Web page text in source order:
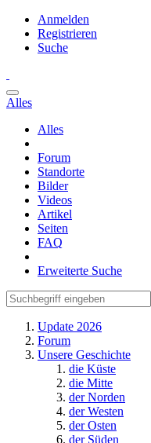
Anmelden
Registrieren
Suche
Alles
Alles
Forum
Standorte
Bilder
Videos
Artikel
Seiten
FAQ
Erweiterte Suche
Update 2026
Forum
Unsere Geschichte
die Küste
die Mitte
der Norden
der Westen
der Osten
der Süden